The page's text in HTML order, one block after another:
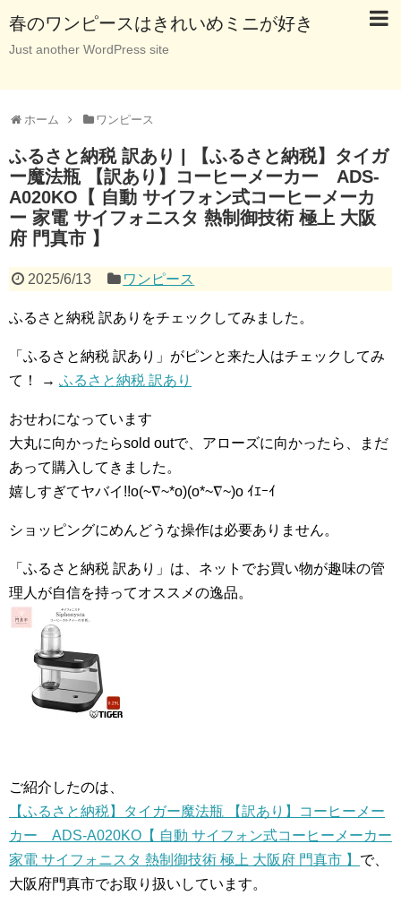
春のワンピースはきれいめミニが好き
Just another WordPress site
ホーム ワンピース
ふるさと納税 訳あり | 【ふるさと納税】タイガ
ー魔法瓶 【訳あり】コーヒーメーカー ADS-
A020KO【 自動 サイフォン式コーヒーメーカ
ー 家電 サイフォニスタ 熱制御技術 極上 大阪
府 門真市 】
2025/6/13 ワンピース
ふるさと納税 訳ありをチェックしてみました。
「ふるさと納税 訳あり」がピンと来た人はチェックしてみ
て！ → ふるさと納税 訳あり
おせわになっています
大丸に向かったらsold outで、アローズに向かったら、まだ
あって購入してきました。
嬉しすぎてヤバイ!!o(~∇~*o)(o*~∇~)o ｲｴｰｲ
ショッピングにめんどうな操作は必要ありません。
「ふるさと納税 訳あり」は、ネットでお買い物が趣味の管
理人が自信を持ってオススメの逸品。
ご紹介したのは、
【ふるさと納税】タイガー魔法瓶 【訳あり】コーヒーメー
カー ADS-A020KO【 自動 サイフォン式コーヒーメーカー
家電 サイフォニスタ 熱制御技術 極上 大阪府 門真市 】 で、
大阪府門真市でお取り扱いしています。